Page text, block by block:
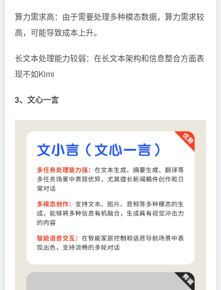
算力需求高：由于需要处理多种模态数据，算力需求较
高，可能导致成本上升。
长文本处理能力较弱：在长文本架构和信息整合方面表
现不如Kimi
3、文心一言